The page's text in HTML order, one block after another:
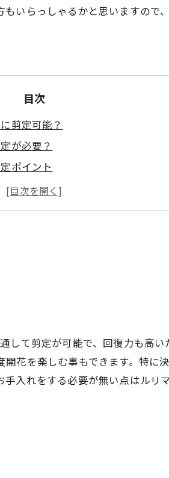
いらっしゃるかと思いますので
目次
剪定可能？
が必要？
ポイント
して剪定が可能で、回復力も高
花を楽しむ事もできます。特に
入れをする必要が無い点はルリ